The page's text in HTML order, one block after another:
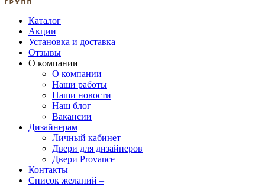
Каталог
Акции
Установка и доставка
Отзывы
О компании
О компании
Наши работы
Наши новости
Наш блог
Вакансии
Дизайнерам
Личный кабинет
Двери для дизайнеров
Двери Provance
Контакты
Список желаний –